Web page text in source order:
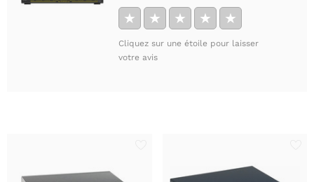
★ ★ ★ ★ ★
Cliquez sur une étoile pour laisser
votre avis